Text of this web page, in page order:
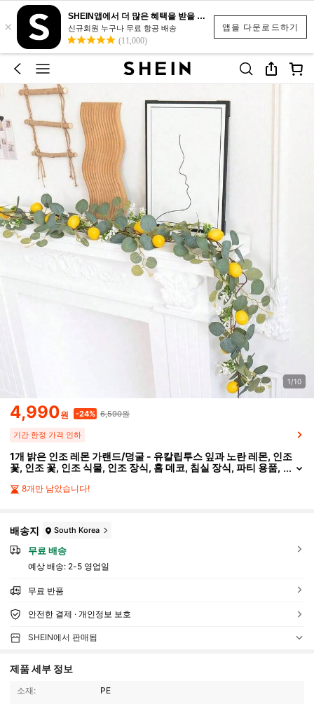
앱을 다운로드하기
×
SHEIN앱에서 더 많은 혜택을 받을 수 있어요.
신규회원 누구나 무료 항공 배송
(11,000)
1/10
4,990원 -24% 6,590원
기간 한정 가격 인하
1개 밝은 인조 레몬 가랜드/덩굴 - 유칼립투스 잎과 노란 레몬, 인조
꽃, 인조 꽃, 인조 식물, 인조 장식, 홈 데코, 침실 장식, 파티 용품,
8개만 남았습니다!
배송지 South Korea
무료 배송
예상 배송: 2-5 영업일
무료 반품
안전한 결제 · 개인정보 보호
SHEIN에서 판매됨
제품 세부 정보
소재:
PE